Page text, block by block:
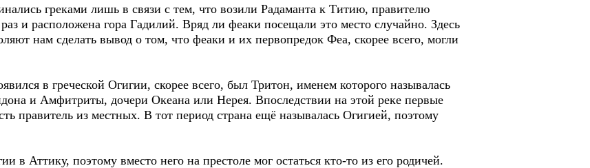
греками лишь в связи с тем, что возили Радаманта к Титию, правителю
и расположена гора Гадилий. Вряд ли феаки посещали это место случайно. Здесь
нам сделать вывод о том, что феаки и их первопредок Феа, скорее всего, могли
в греческой Огигии, скорее всего, был Тритон, именем которого называлась
и Амфитриты, дочери Океана или Нерея. Впоследствии на этой реке первые
правитель из местных. В тот период страна ещё называлась Огигией, поэтому
в Аттику, поэтому вместо него на престоле мог остаться кто-то из его родичей.